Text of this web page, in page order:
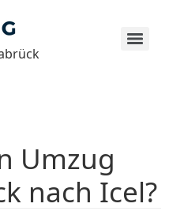
Umzug
nach Icel?